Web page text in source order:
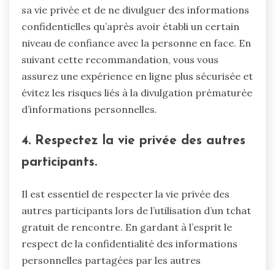
sa vie privée et de ne divulguer des informations
confidentielles qu’après avoir établi un certain
niveau de confiance avec la personne en face. En
suivant cette recommandation, vous vous
assurez une expérience en ligne plus sécurisée et
évitez les risques liés à la divulgation prématurée
d’informations personnelles.
4. Respectez la vie privée des autres
participants.
Il est essentiel de respecter la vie privée des
autres participants lors de l’utilisation d’un tchat
gratuit de rencontre. En gardant à l’esprit le
respect de la confidentialité des informations
personnelles partagées par les autres